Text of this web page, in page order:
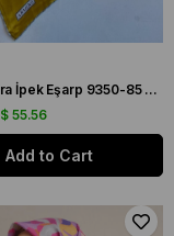
Armine Sura İpek Eşarp 9350-85 Sarı Karışık Desen
$ 55.56
Add to Cart